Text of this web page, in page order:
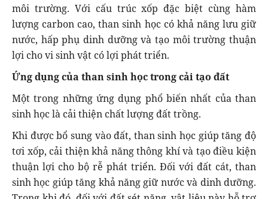
môi trường. Với cấu trúc xốp đặc biệt cùng hàm
lượng carbon cao, than sinh học có khả năng lưu giữ
nước, hấp phụ dinh dưỡng và tạo môi trường thuận
lợi cho vi sinh vật có lợi phát triển.
Ứng dụng của than sinh học trong cải tạo đất
Một trong những ứng dụng phổ biến nhất của than
sinh học là cải thiện chất lượng đất trồng.
Khi được bổ sung vào đất, than sinh học giúp tăng độ
tơi xốp, cải thiện khả năng thông khí và tạo điều kiện
thuận lợi cho bộ rễ phát triển. Đối với đất cát, than
sinh học giúp tăng khả năng giữ nước và dinh dưỡng.